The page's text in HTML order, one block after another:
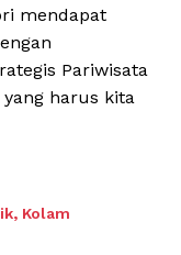
mendapat
Pariwisata
harus kita
Kolam